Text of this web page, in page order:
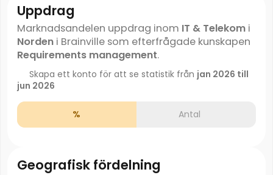
Uppdrag
Marknadsandelen uppdrag inom IT & Telekomi
Nordeni Brainville som efterfrågade kunskapen
Requirements management.
Skapa ett konto för att se statistik från jan 2026 till
jun 2026
% Antal
Geografisk fördelning